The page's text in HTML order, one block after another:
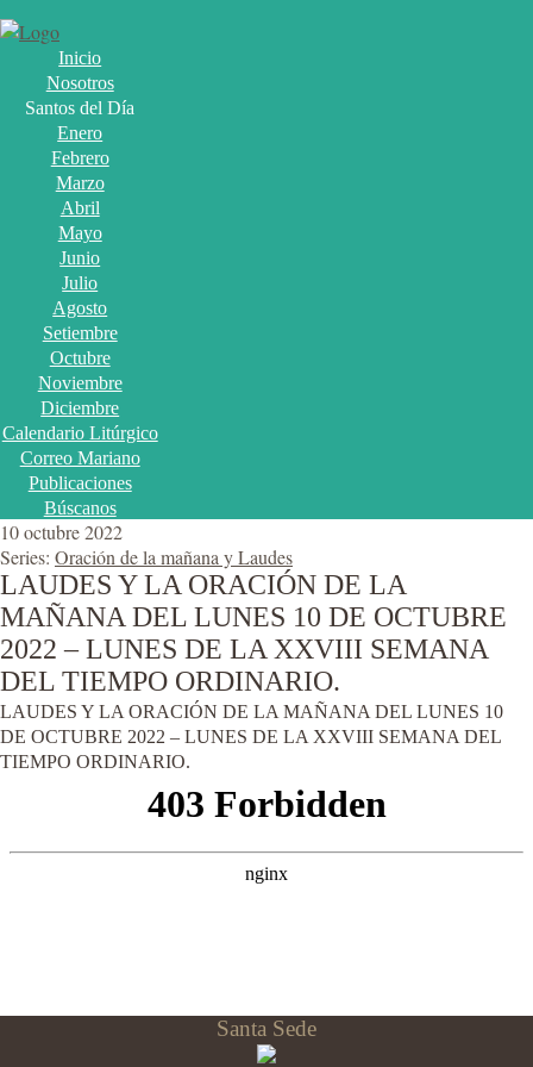
Inicio
Nosotros
Santos del Día
Enero
Febrero
Marzo
Abril
Mayo
Junio
Julio
Agosto
Setiembre
Octubre
Noviembre
Diciembre
Calendario Litúrgico
Correo Mariano
Publicaciones
Búscanos
10 octubre 2022
Series: Oración de la mañana y Laudes
LAUDES Y LA ORACIÓN DE LA
MAÑANA DEL LUNES 10 DE OCTUBRE
2022 – LUNES DE LA XXVIII SEMANA
DEL TIEMPO ORDINARIO.
LAUDES Y LA ORACIÓN DE LA MAÑANA DEL LUNES 10
DE OCTUBRE 2022 – LUNES DE LA XXVIII SEMANA DEL
TIEMPO ORDINARIO.
Santa Sede